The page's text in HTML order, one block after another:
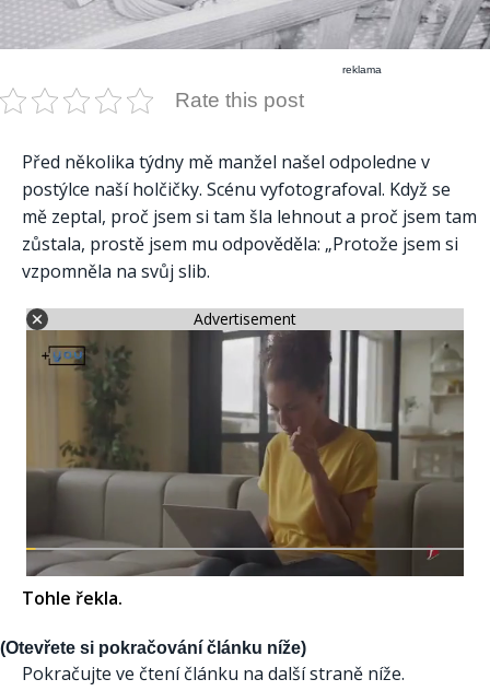
reklama
Rate this post
Před několika týdny mě manžel našel odpoledne v
postýlce naší holčičky. Scénu vyfotografoval. Když se
mě zeptal, proč jsem si tam šla lehnout a proč jsem tam
zůstala, prostě jsem mu odpověděla: „Protože jsem si
vzpomněla na svůj slib.
Advertisement
Tohle řekla.
(Otevřete si pokračování článku níže)
Pokračujte ve čtení článku na další straně níže.